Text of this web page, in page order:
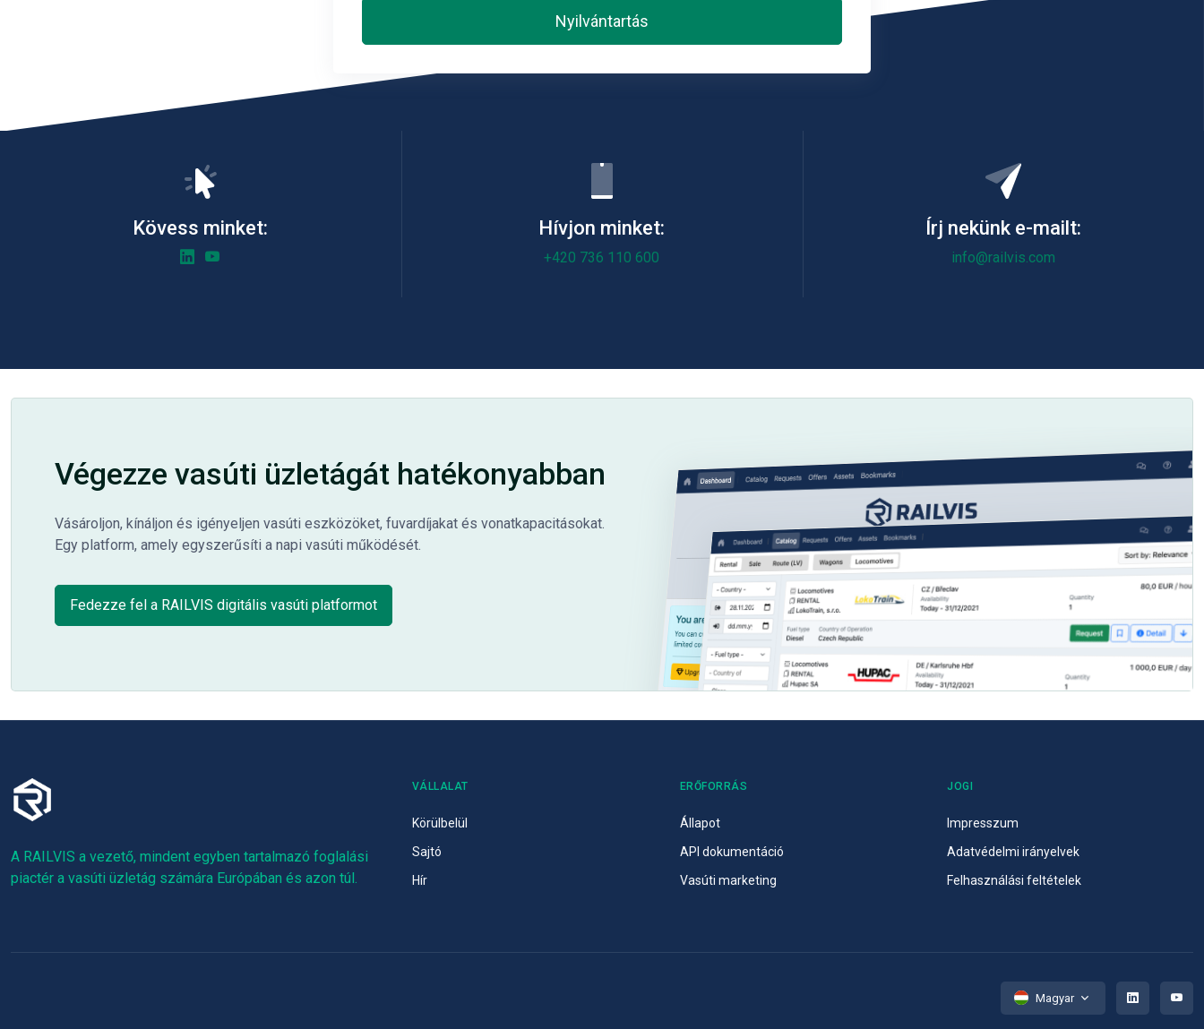
Nyilvántartás
Kövess minket: Hívjon minket:
+420 736 110 600
Írj nekünk e-mailt:
info@railvis.com
Végezze vasúti üzletágát hatékonyabban
Vásároljon, kínáljon és igényeljen vasúti eszközöket, fuvardíjakat és vonatkapacitásokat.
Egy platform, amely egyszerűsíti a napi vasúti működését.
Fedezze fel a RAILVIS digitális vasúti platformot
A RAILVIS a vezető, mindent egyben tartalmazó foglalási
piactér a vasúti üzletág számára Európában és azon túl.
VÁLLALAT
Körülbelül
Sajtó
Hír
ERŐFORRÁS
Állapot
API dokumentáció
Vasúti marketing
JOGI
Impresszum
Adatvédelmi irányelvek
Felhasználási feltételek
Magyar